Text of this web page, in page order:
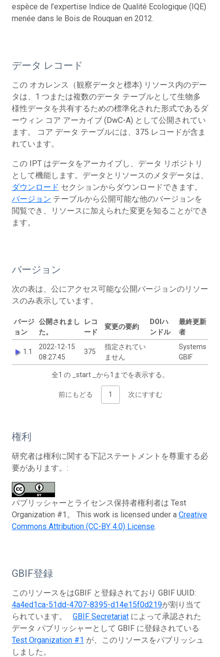
espèce de l’expertise Indice de Qualité Ecologique (IQE)
menée dans le Bois de Rouquan en 2012.
データ レコード
この オカレンス（観察データと標本) リソース内のデー
タは、1 つまたは複数のデータ テーブルとして生物多
様性データを共有するための標準化された形式であるダ
ーウィン コア アーカイブ (DwC-A) として公開されてい
ます。 コア データ テーブルには、375 レコードが含ま
れています。
この IPT はデータをアーカイブし、データ リポジトリ
として機能します。データとリソースのメタデータは、
ダウンロード セクションからダウンロードできます。
バージョン テーブルから公開可能な他のバージョンを
閲覧でき、リソースに加えられた変更を知ることができ
ます。
バージョン
次の表は、公にアクセス可能な公開バージョンのリソー
スのみ表示しています。
バージ
ョン
公開されまし
た。
レコ
ード
変更の要約
DOIハ
ンドル
最終更新
者
1.1
2022-12-15
08:27:45
375
指定されてい
ません
Systems
GBIF
全1 の _start _から1までを表示する。
前にもどる 1 次にすすむ
権利
研究者は権利に関する下記ステートメントを尊重する必
要があります。:
パブリッシャーとライセンス保持者権利者は Test
Organization #1。 This work is licensed under a Creative
Commons Attribution (CC-BY 4.0) License.
GBIF登録
このリソースをはGBIF と登録されており GBIF UUID:
4a4ed1ca-51dd-4707-8395-d14e15f0d219が割り当て
られています。 GBIF Secretariat によって承認された
データ パブリッシャーとして GBIF に登録されている
Test Organization #1 が、このリソースをパブリッシュ
しました。